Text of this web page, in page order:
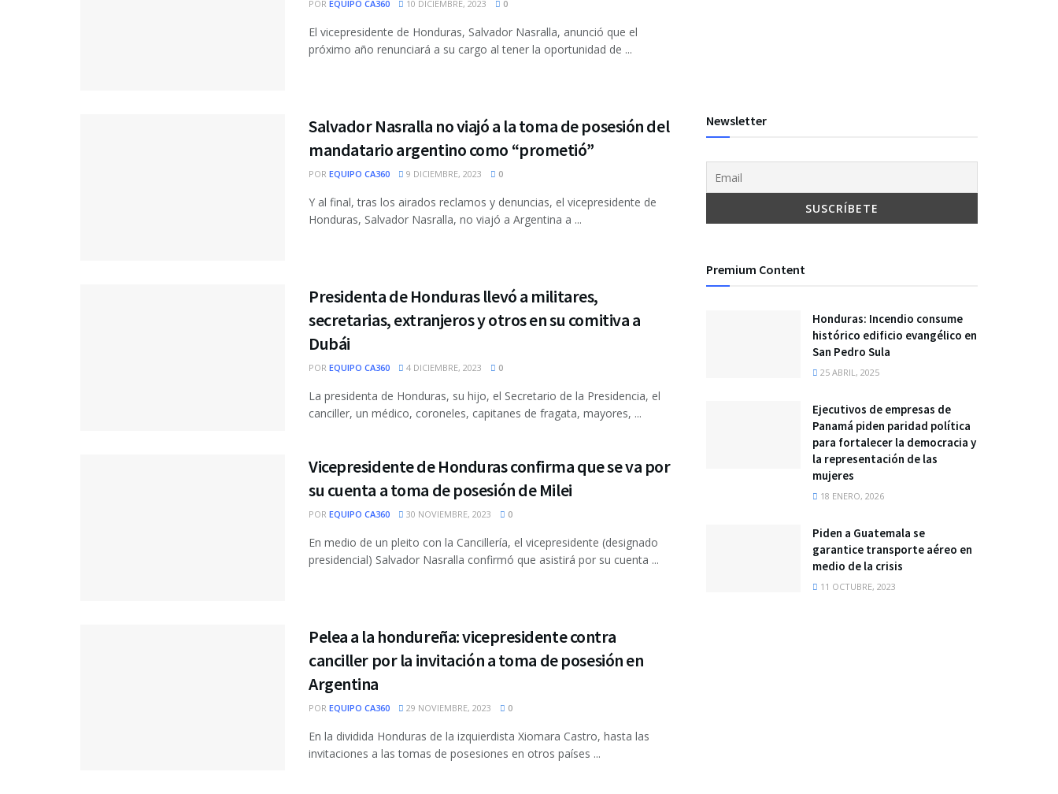
POR EQUIPO CA360 10 DICIEMBRE, 2023 0
El vicepresidente de Honduras, Salvador Nasralla, anunció que el
próximo año renunciará a su cargo al tener la oportunidad de ...
Salvador Nasralla no viajó a la toma de posesión del
mandatario argentino como “prometió”
POR EQUIPO CA360 9 DICIEMBRE, 2023 0
Y al final, tras los airados reclamos y denuncias, el vicepresidente de
Honduras, Salvador Nasralla, no viajó a Argentina a ...
Presidenta de Honduras llevó a militares,
secretarias, extranjeros y otros en su comitiva a
Dubái
POR EQUIPO CA360 4 DICIEMBRE, 2023 0
La presidenta de Honduras, su hijo, el Secretario de la Presidencia, el
canciller, un médico, coroneles, capitanes de fragata, mayores, ...
Vicepresidente de Honduras confirma que se va por
su cuenta a toma de posesión de Milei
POR EQUIPO CA360 30 NOVIEMBRE, 2023 0
En medio de un pleito con la Cancillería, el vicepresidente (designado
presidencial) Salvador Nasralla confirmó que asistirá por su cuenta ...
Pelea a la hondureña: vicepresidente contra
canciller por la invitación a toma de posesión en
Argentina
POR EQUIPO CA360 29 NOVIEMBRE, 2023 0
En la dividida Honduras de la izquierdista Xiomara Castro, hasta las
invitaciones a las tomas de posesiones en otros países ...
Newsletter
Premium Content
Honduras: Incendio consume
histórico edificio evangélico en
San Pedro Sula
25 ABRIL, 2025
Ejecutivos de empresas de
Panamá piden paridad política
para fortalecer la democracia y
la representación de las
mujeres
18 ENERO, 2026
Piden a Guatemala se
garantice transporte aéreo en
medio de la crisis
11 OCTUBRE, 2023